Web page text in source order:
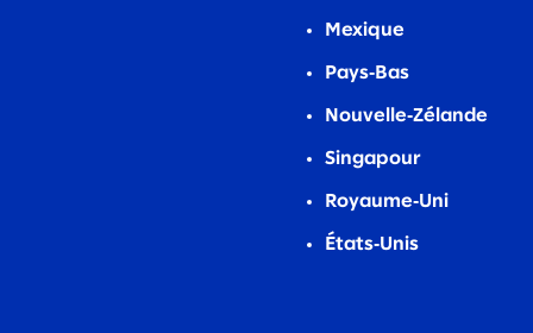
Mexique
Pays‑Bas
Nouvelle‑Zélande
Singapour
Royaume‑Uni
États‑Unis